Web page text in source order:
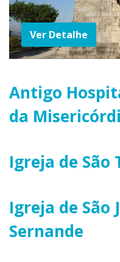
Ver Detalhe
Antigo
da
Igreja de São
Igreja de São
Sernande